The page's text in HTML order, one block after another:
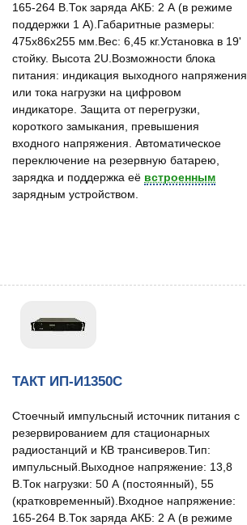
165-264 В.Ток заряда АКБ: 2 А (в режиме
поддержки 1 А).Габаритные размеры:
475x86x255 мм.Вес: 6,45 кг.Установка в 19'
стойку. Высота 2U.Возможности блока
питания: индикация выходного напряжения
или тока нагрузки на цифровом
индикаторе. Защита от перегрузки,
короткого замыкания, превышения
входного напряжения. Автоматическое
переключение на резервную батарею,
зарядка и поддержка её встроенным
зарядным устройством.
ТАКТ ИП-И1350С
Стоечный импульсный источник питания с
резервированием для стационарных
радиостанций и КВ трансиверов.Тип:
импульсный.Выходное напряжение: 13,8
В.Ток нагрузки: 50 А (постоянный), 55
(кратковременный).Входное напряжение:
165-264 В.Ток заряда АКБ: 2 А (в режиме